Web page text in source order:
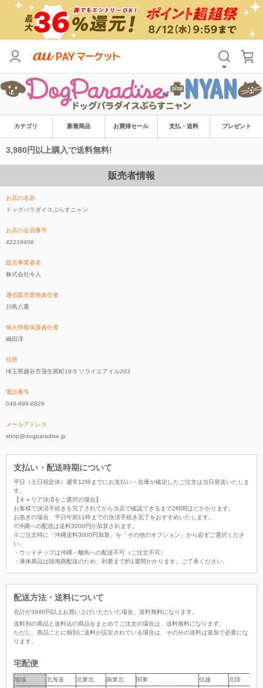
カテゴリ 新着商品 お買得セール 支払・送料 プレゼント
3,980円以上購入で送料無料!
販売者情報
お店の名前
ドッグパラダイスぷらすニャン
お店の会員番号
42219406
販売事業者名
株式会社今人
通信販売業務責任者
川島八重
個人情報保護責任者
嶋田淳
住所
埼玉県越谷市蒲生茜町19-5 ソライエアイル203
電話番号
048-999-6829
メールアドレス
shop@dogparadise.jp
支払い・配送時期について
平日（土日祝定休）通常12時までにお支払い・在庫が確定したご注文は当日発送いたしま
す。
【キャリア決済をご選択の場合】
お客様で決済手続きを完了されてから当店で確認できるまで2時間ほどかかります。
お急ぎの場合、平日午前11時までの決済手続き完了をおすすめいたします。
※沖縄への配送は送料3000円が加算されます。
※ご注文時に「沖縄送料3000円加算」を「その他のオプション」から必ずご選択くださ
い。
・ウッドチップは沖縄・離島への配送不可（ご注文不可）
・液体商品は陸海路配送のため、到着まで約1週間かかります。ご了承ください。
配送方法・送料について
合計が3980円以上お買い上げいただいた場合、 送料無料になります。
送料別の商品と送料込の商品をまとめてご注文の場合は、送料無料になります。
ただし、商品ごとに個別に送料が設定されている場合は、その分の送料は追加で必要にな
ります。
宅配便
地域 北海道 北東北 南東北 関東 信越 北陸
地域